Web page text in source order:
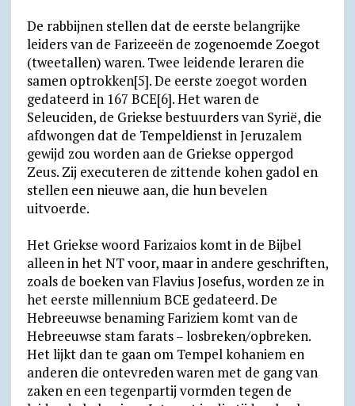
De rabbijnen stellen dat de eerste belangrijke
leiders van de Farizeeën de zogenoemde Zoegot
(tweetallen) waren. Twee leidende leraren die
samen optrokken[5]. De eerste zoegot worden
gedateerd in 167 BCE[6]. Het waren de
Seleuciden, de Griekse bestuurders van Syrië, die
afdwongen dat de Tempeldienst in Jeruzalem
gewijd zou worden aan de Griekse oppergod
Zeus. Zij executeren de zittende kohen gadol en
stellen een nieuwe aan, die hun bevelen
uitvoerde.
Het Griekse woord Farizaios komt in de Bijbel
alleen in het NT voor, maar in andere geschriften,
zoals de boeken van Flavius Josefus, worden ze in
het eerste millennium BCE gedateerd. De
Hebreeuwse benaming Fariziem komt van de
Hebreeuwse stam farats – losbreken/opbreken.
Het lijkt dan te gaan om Tempel kohaniem en
anderen die ontevreden waren met de gang van
zaken en een tegenpartij vormden tegen de